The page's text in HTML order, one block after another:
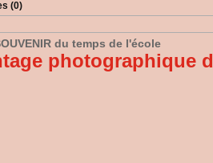
(0)
du temps de l'école
photographique